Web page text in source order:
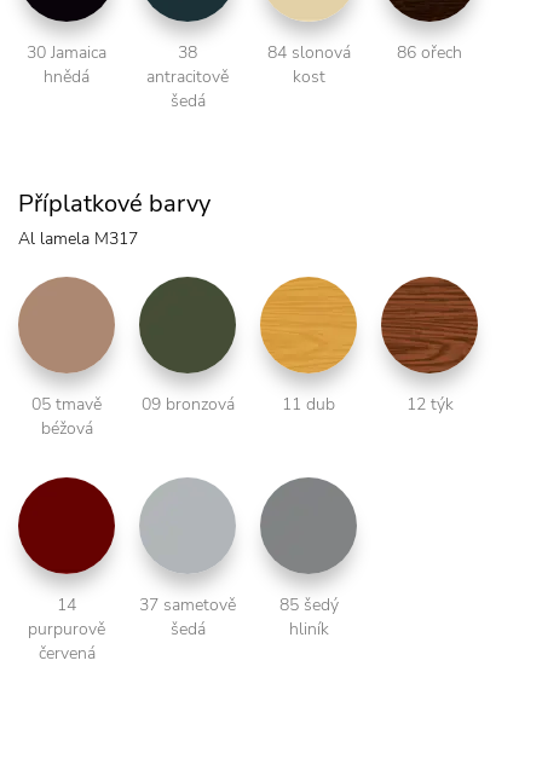
30 Jamaica
hnědá
38
antracitově
šedá
84 slonová
kost
86 ořech
Příplatkové barvy
Al lamela M317
05 tmavě
béžová
09 bronzová 11 dub 12 týk
14
purpurově
červená
37 sametově
šedá
85 šedý
hliník